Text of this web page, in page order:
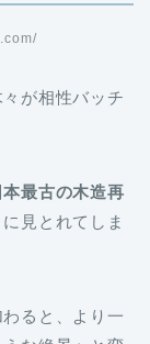
が相性バッチ
最古の木造再
見とれてしま
ると、より一